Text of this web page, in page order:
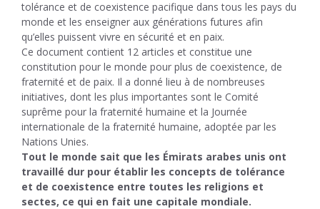
tolérance et de coexistence pacifique dans tous les pays du
monde et les enseigner aux générations futures afin
qu’elles puissent vivre en sécurité et en paix.
Ce document contient 12 articles et constitue une
constitution pour le monde pour plus de coexistence, de
fraternité et de paix. Il a donné lieu à de nombreuses
initiatives, dont les plus importantes sont le Comité
suprême pour la fraternité humaine et la Journée
internationale de la fraternité humaine, adoptée par les
Nations Unies.
Tout le monde sait que les Émirats arabes unis ont
travaillé dur pour établir les concepts de tolérance
et de coexistence entre toutes les religions et
sectes, ce qui en fait une capitale mondiale.